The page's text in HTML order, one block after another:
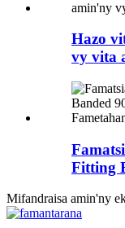
Hazo
vy vita
Fitting
Mifandraisa amin'ny